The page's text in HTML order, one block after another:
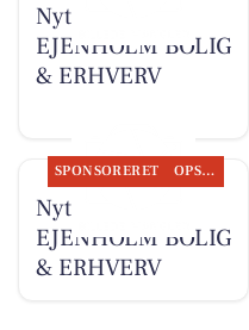
Nyt fra
EJENHOLM BOLIG
& ERHVERV
SPONSORERET OPSLAGSTAVLEN
Nyt fra
EJENHOLM BOLIG
& ERHVERV